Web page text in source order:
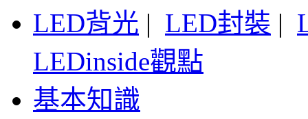
LED背光 | LED封裝 |
LEDinside觀點
基本知識